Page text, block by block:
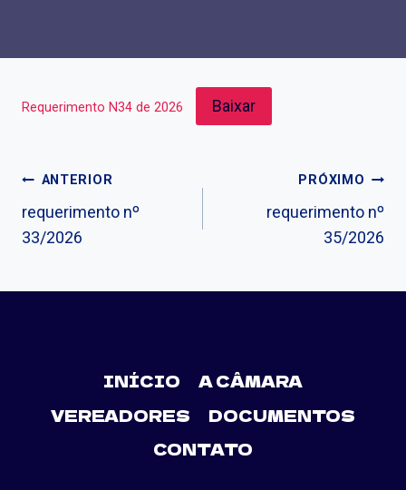
Requerimento N34 de 2026 Baixar
ANTERIOR
requerimento nº
33/2026
PRÓXIMO
requerimento nº
35/2026
INÍCIO
A CÂMARA
VEREADORES
DOCUMENTOS
CONTATO